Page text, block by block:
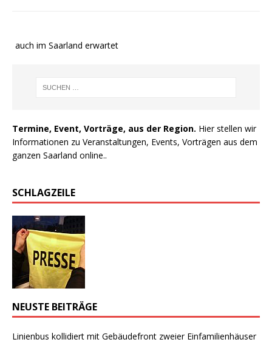
auch im Saarland erwartet
Termine, Event, Vorträge, aus der Region. Hier stellen wir
Informationen zu Veranstaltungen, Events, Vorträgen aus dem
ganzen Saarland online..
SCHLAGZEILE
NEUSTE BEITRÄGE
Linienbus kollidiert mit Gebäudefront zweier Einfamilienhäuser